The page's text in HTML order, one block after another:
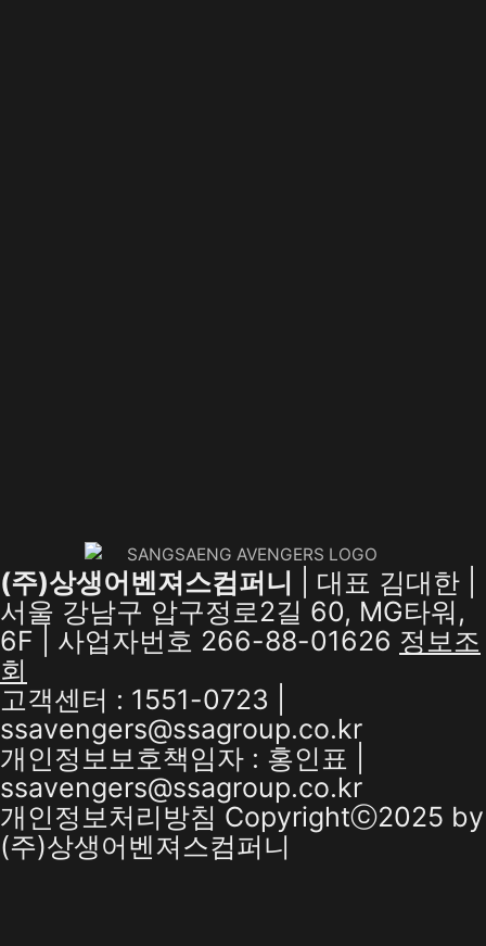
(주)상생어벤져스컴퍼니 | 대표 김대한 |
서울 강남구 압구정로2길 60, MG타워,
6F | 사업자번호 266-88-01626 정보조
회
고객센터 : 1551-0723 |
ssavengers@ssagroup.co.kr
개인정보보호책임자 : 홍인표 |
ssavengers@ssagroup.co.kr
개인정보처리방침 Copyrightⓒ2025 by
(주)상생어벤져스컴퍼니